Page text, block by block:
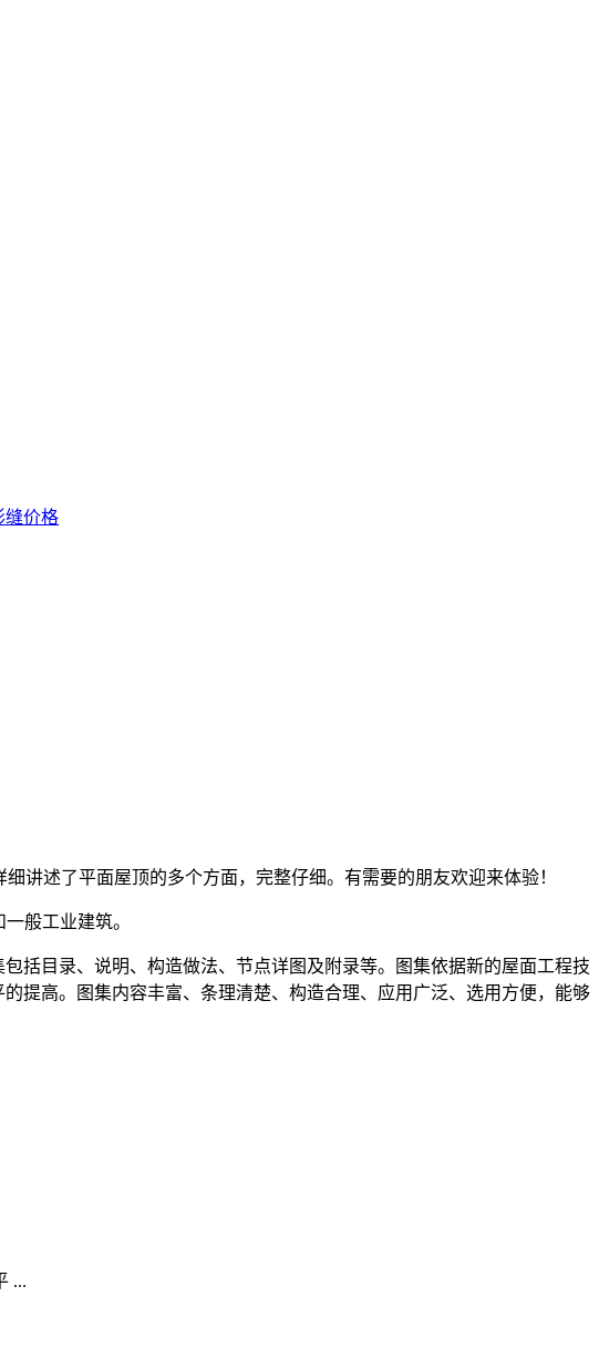
缝价格
讲述了平面屋顶的多个方面，完整仔细。有需要的朋友欢迎来体验！
般工业建筑。
括目录、说明、构造做法、节点详图及附录等。图集依据新的屋面工程技
提高。图集内容丰富、条理清楚、构造合理、应用广泛、选用方便，能够
...